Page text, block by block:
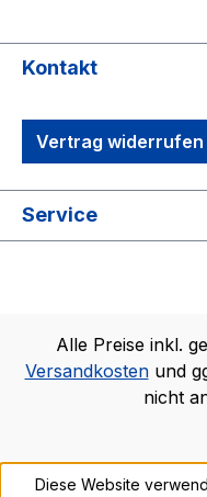
Kontakt
Vertrag widerrufen
Service
Alle Preise inkl.
Versandkostenund
nicht
Diese Website